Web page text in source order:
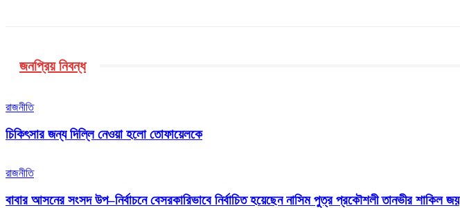
জনপ্রিয় নিবন্ধ
রাজনীতি
চিকিৎসার জন্য দিল্লি নেওয়া হলো তোফায়েলকে
রাজনীতি
বাবার আসনের সংসদ উপ–নির্বাচনে বেসরকারিভাবে নির্বাচিত হয়েছেন নাসিম পুত্র প্রকৌশলী তানভীর শাকিল জয়